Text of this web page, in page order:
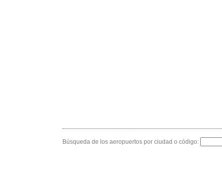
Búsqueda de los aeropuertos por ciudad o código: